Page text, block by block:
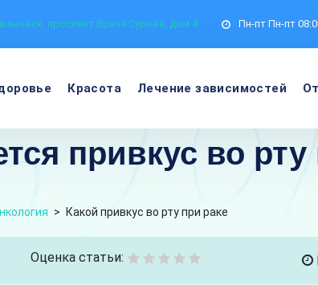
проспект Врача Сурова, дом 4 Пн-пт Пн-пт
Красота Лечение зависимостей
привкус во
> Какой привкус во рту при раке
Оценка статьи: